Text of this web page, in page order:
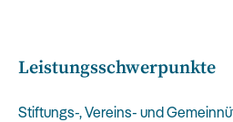
Leistungsschwerpunkte
Stiftungs-, Vereins- und